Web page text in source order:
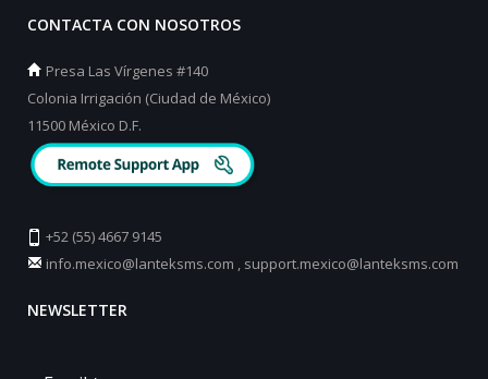
CONTACTA CON NOSOTROS
Presa Las Vírgenes #140
Colonia Irrigación (Ciudad de México)
11500 México D.F.
+52 (55) 4667 9145
info.mexico@lanteksms.com
support.mexico@lanteksms.com
NEWSLETTER